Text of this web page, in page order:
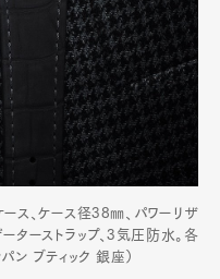
ース、ケース径38㎜、パワーリザ
ターストラップ、3気圧防水。各
ン ブティック 銀座）